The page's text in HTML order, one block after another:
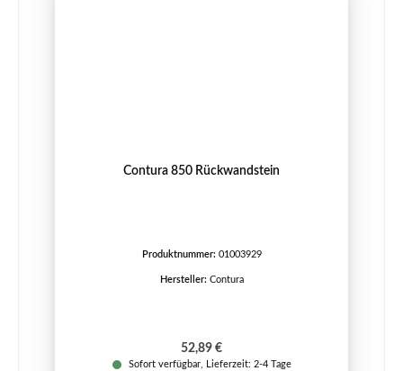
Contura 850 Rückwandstein
Produktnummer: 01003929
Hersteller: Contura
Regulärer Preis:
52,89 €
Sofort verfügbar, Lieferzeit: 2-4 Tage